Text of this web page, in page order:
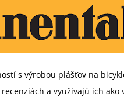
s výrobou plášťov na
a využívajú ich